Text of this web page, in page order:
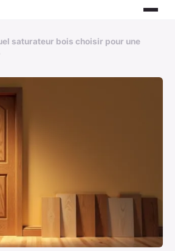
saturateur bois choisir pour une